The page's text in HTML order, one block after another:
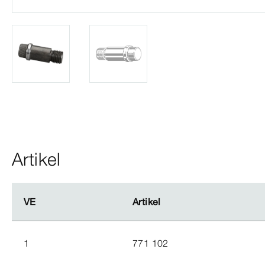
Artikel
VE Artikel
VE Artikel
1 771 102